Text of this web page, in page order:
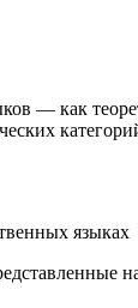
— как
языках